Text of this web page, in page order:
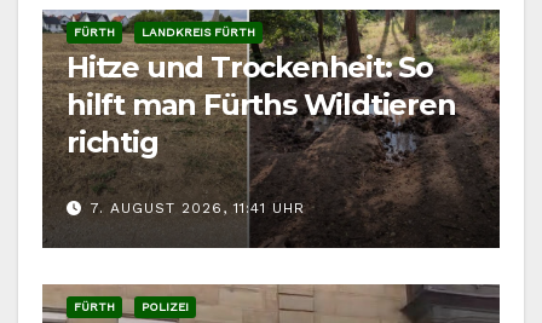
FÜRTH LANDKREIS FÜRTH
Hitze und Trockenheit: So
hilft man Fürths Wildtieren
richtig
7. AUGUST 2026, 11:41 UHR
FÜRTH POLIZEI